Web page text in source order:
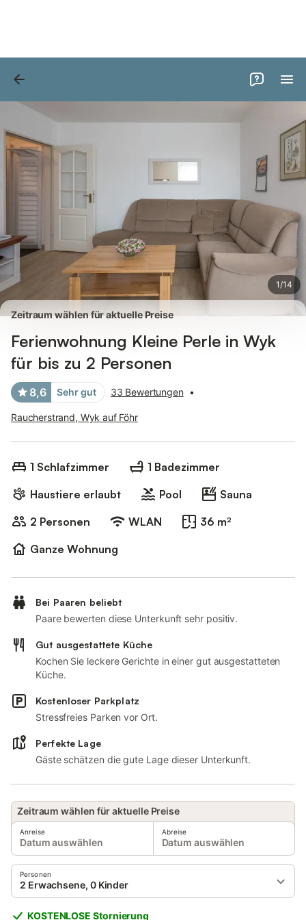
1/14
Zeitraum wählen für aktuelle Preise
Ferienwohnung Kleine Perle in Wyk
für bis zu 2 Personen
8,6 Sehr gut 33 Bewertungen •
Raucherstrand, Wyk auf Föhr
1 Schlafzimmer
1 Badezimmer
Haustiere erlaubt
Pool
Sauna
2 Personen
WLAN
36 m²
Ganze Wohnung
Bei Paaren beliebt
Paare bewerten diese Unterkunft sehr positiv.
Gut ausgestattete Küche
Kochen Sie leckere Gerichte in einer gut ausgestatteten
Küche.
Kostenloser Parkplatz
Stressfreies Parken vor Ort.
Perfekte Lage
Gäste schätzen die gute Lage dieser Unterkunft.
Zeitraum wählen für aktuelle Preise
Anreise
Datum auswählen
Abreise
Datum auswählen
Personen
2 Erwachsene, 0 Kinder
KOSTENLOSE Stornierung